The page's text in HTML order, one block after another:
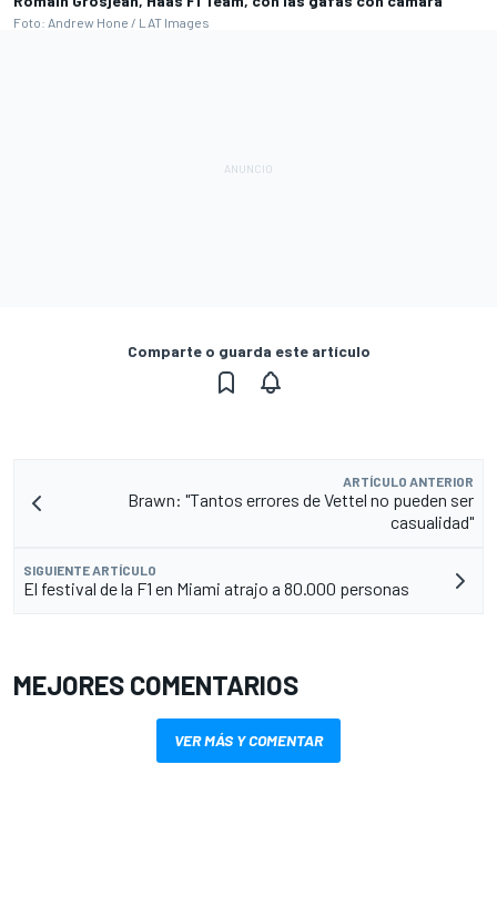
Foto: Andrew Hone / LAT Images
Comparte o guarda este artículo
ARTÍCULO ANTERIOR
Brawn: "Tantos errores de Vettel no pueden ser
casualidad"
SIGUIENTE ARTÍCULO
El festival de la F1 en Miami atrajo a 80.000 personas
MEJORES COMENTARIOS
VER MÁS Y COMENTAR